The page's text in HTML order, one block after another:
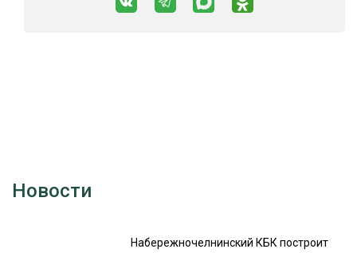
Новости
Набережночелнинский КБК построит